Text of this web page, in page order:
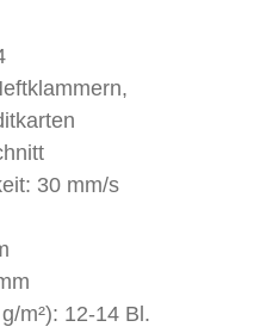
30 mm/s
m²): 12-14 Bl.